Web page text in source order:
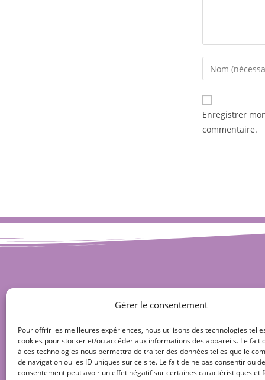
Gérer le consentement
Pour offrir les meilleures expériences, nous utilisons des technologies
cookies pour stocker et/ou accéder aux informations des appareils. Le fait
à ces technologies nous permettra de traiter des données telles que le
de navigation ou les ID uniques sur ce site. Le fait de ne pas consentir ou
consentement peut avoir un effet négatif sur certaines caractéristiques et
Enregistrer
commentaire.